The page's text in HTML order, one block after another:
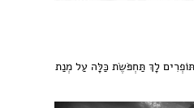
לָךְ תַּחְפֹּשֶׂת כַּלָּה עַל מְנַת